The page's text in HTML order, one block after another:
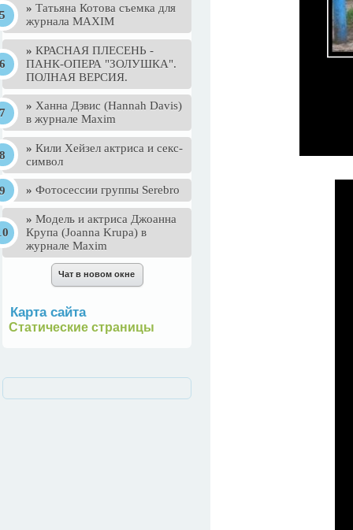
» Татьяна Котова съемка для
журнала MAXIM
» КРАСНАЯ ПЛЕСЕНЬ -
ПАНК-ОПЕРА "ЗОЛУШКА".
ПОЛНАЯ ВЕРСИЯ.
» Ханна Дэвис (Hannah Davis)
в журнале Maxim
» Кили Хейзел актриса и секс-
символ
» Фотосессии группы Serebro
» Mодель и актриса Джоанна
Крупа (Joanna Krupa) в
журнале Maxim
Карта сайта
Статические страницы